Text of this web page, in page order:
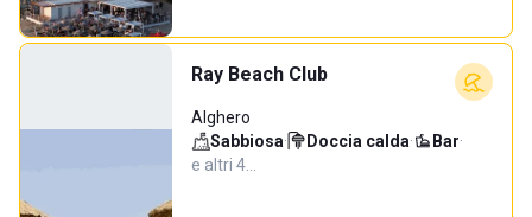
Ray Beach Club
Alghero
Sabbiosa· Doccia calda· Bar·
e altri 4…